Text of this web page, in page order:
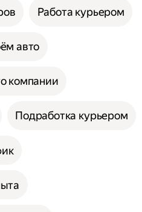
Работа курьером
авто
компании
Подработка курьером